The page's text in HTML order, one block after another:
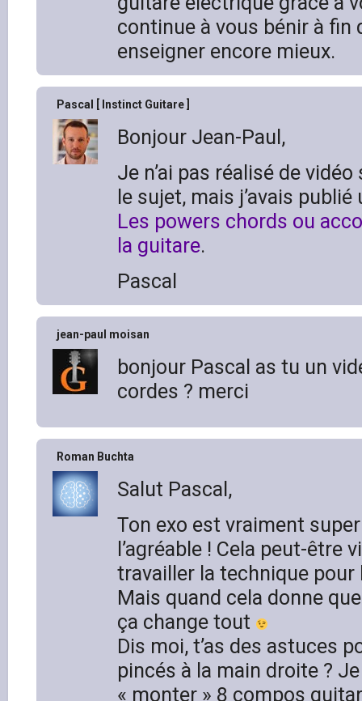
continue à vous bénir à fin
enseigner encore mieux.
Pascal [ Instinct Guitare ]
Bonjour Jean-Paul,
Je n’ai pas réalisé de
le sujet, mais j’avais
Les powers chords ou
la guitare.
Pascal
jean-paul moisan
bonjour Pascal as tu un
cordes ? merci
Roman Buchta
Salut Pascal,
Ton exo est vraiment
l’agréable ! Cela peut-être
travailler la technique pour
Mais quand cela donne
ça change tout
Dis moi, t’as des astuces
pincés à la main droite ?
« monter » 8 compos